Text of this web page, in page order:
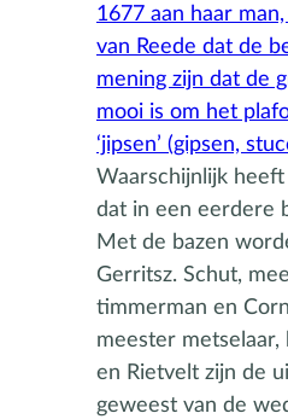
1677 aan haar
van Reede dat de
mening zijn dat de
mooi is om het
‘jipsen’ (gipsen,
Waarschijnlijk
dat in een eerdere
Met de bazen
Gerritsz. Schut,
timmerman en
meester metselaar,
en Rietvelt zijn de
geweest van de